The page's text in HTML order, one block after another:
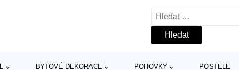
Vyhledávání
BYTOVÉ DEKORACE POHOVKY POSTELE